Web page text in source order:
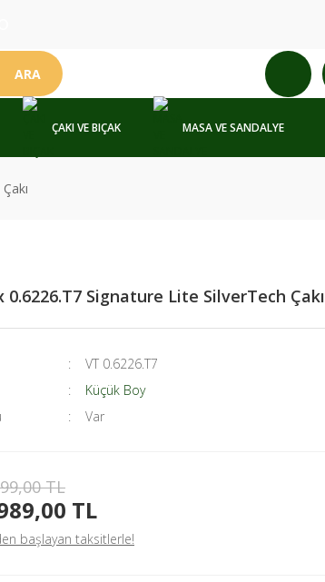
ARA
ÇAKI VE BIÇAK MASA VE SANDALYE
Signature Lite SilverTech Çakı
VT 0.6226.T7
Küçük Boy
Var
TL
TL
başlayan taksitlerle!